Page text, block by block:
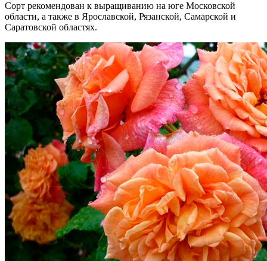
Сорт рекомендован к выращиванию на юге Московской
области, а также в Ярославской, Рязанской, Самарской и
Саратовской областях.